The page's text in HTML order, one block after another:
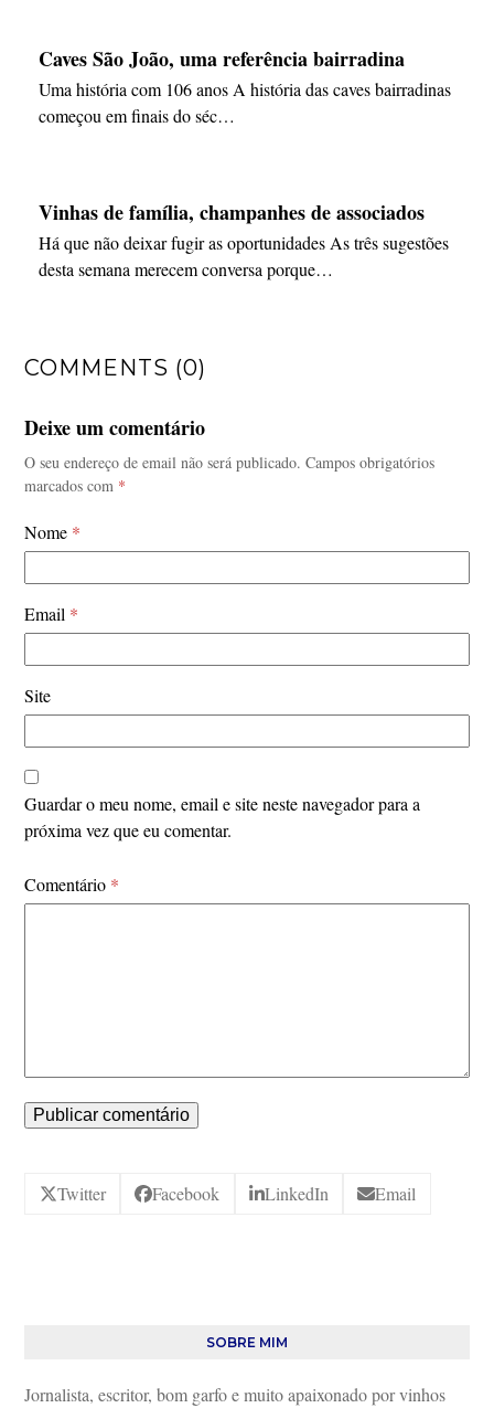
Caves São João, uma referência bairradina
Uma história com 106 anos A história das caves bairradinas
começou em finais do séc…
Vinhas de família, champanhes de associados
Há que não deixar fugir as oportunidades As três sugestões
desta semana merecem conversa porque…
COMMENTS (0)
Deixe um comentário
O seu endereço de email não será publicado. Campos obrigatórios
marcados com *
Nome *
Email *
Site
Guardar o meu nome, email e site neste navegador para a
próxima vez que eu comentar.
Comentário *
Twitter Facebook LinkedIn Email
SOBRE MIM
Jornalista, escritor, bom garfo e muito apaixonado por vinhos